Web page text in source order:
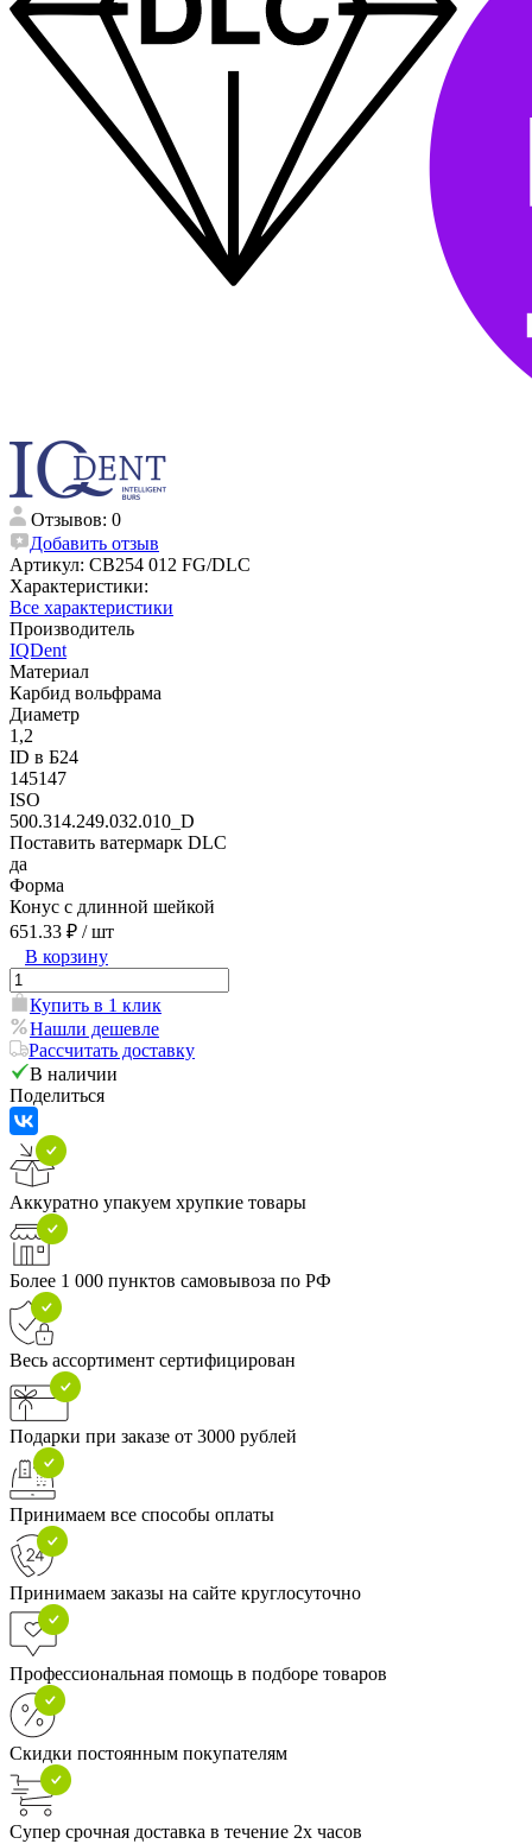
Отзывов: 0
Добавить отзыв
Артикул: CB254 012 FG/DLC
Характеристики:
Все характеристики
Производитель
IQDent
Материал
Карбид вольфрама
Диаметр
1,2
ID в Б24
145147
ISO
500.314.249.032.010_D
Поставить ватермарк DLC
да
Форма
Конус с длинной шейкой
651.33 ₽ / шт
В корзину
Купить в 1 клик
Нашли дешевле
Рассчитать доставку
В наличии
Поделиться
Аккуратно упакуем хрупкие товары
Более 1 000 пунктов самовывоза по РФ
Весь ассортимент сертифицирован
Подарки при заказе от 3000 рублей
Принимаем все способы оплаты
Принимаем заказы на сайте круглосуточно
Профессиональная помощь в подборе товаров
Скидки постоянным покупателям
Супер срочная доставка в течение 2х часов